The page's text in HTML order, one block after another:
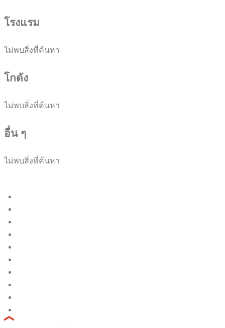
โรงแรม
ไม่พบสิ่งที่ค้นหา
โกดัง
ไม่พบสิ่งที่ค้นหา
อื่น ๆ
ไม่พบสิ่งที่ค้นหา